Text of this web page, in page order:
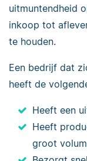
uitmuntendheid
inkoop tot
te houden.
Een bedrijf dat
heeft de
Heeft een
Heeft
groot